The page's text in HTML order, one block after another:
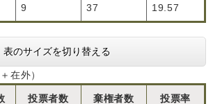
9 37 19.57
表のサイズを切り替える
在外）
投票者数
棄権者数
投票率